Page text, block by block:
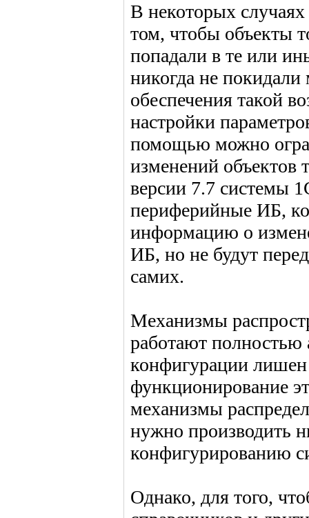
В некоторых
том, чтобы объекты
попадали в те или
никогда не покидали
обеспечения такой
настройки
помощью можно
изменений объектов
версии 7.7 системы
периферийные ИБ,
информацию о
ИБ, но не будут
самих.
Механизмы
работают полностью
конфигурации
функционирование
механизмы
нужно производить
конфигурированию
Однако, для того,